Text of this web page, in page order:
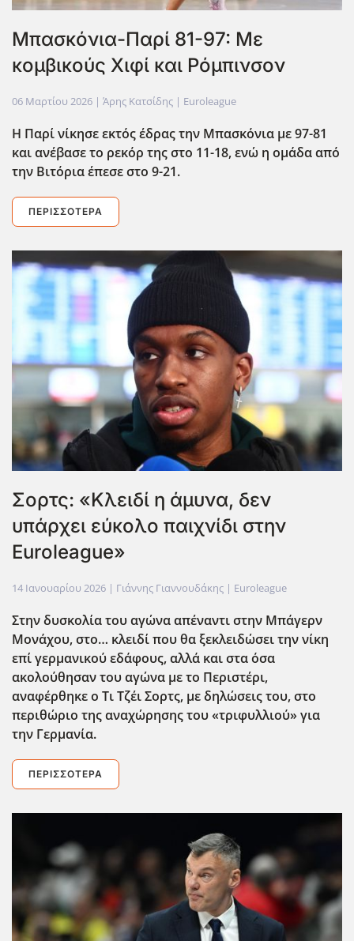
Μπασκόνια-Παρί 81-97: Με
κομβικούς Χιφί και Ρόμπινσον
06 Μαρτίου 2026 | Άρης Κατσίδης | Euroleague
Η Παρί νίκησε εκτός έδρας την Μπασκόνια με 97-81
και ανέβασε το ρεκόρ της στο 11-18, ενώ η ομάδα από
την Βιτόρια έπεσε στο 9-21.
ΠΕΡΙΣΣΌΤΕΡΑ
Σορτς: «Κλειδί η άμυνα, δεν
υπάρχει εύκολο παιχνίδι στην
Euroleague»
14 Ιανουαρίου 2026 | Γιάννης Γιαννουδάκης | Euroleague
Στην δυσκολία του αγώνα απέναντι στην Μπάγερν
Μονάχου, στο… κλειδί που θα ξεκλειδώσει την νίκη
επί γερμανικού εδάφους, αλλά και στα όσα
ακολούθησαν του αγώνα με το Περιστέρι,
αναφέρθηκε ο Τι Τζέι Σορτς, με δηλώσεις του, στο
περιθώριο της αναχώρησης του «τριφυλλιού» για
την Γερμανία.
ΠΕΡΙΣΣΌΤΕΡΑ